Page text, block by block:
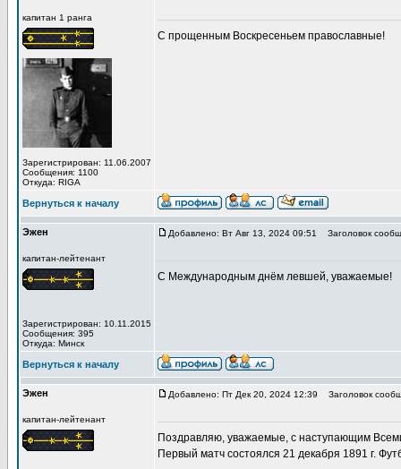
капитан 1 ранга
Зарегистрирован: 11.06.2007
Сообщения: 1100
Откуда: RIGA
С прощенным Воскресеньем православные!
Вернуться к началу
Эжен
капитан-лейтенант
Зарегистрирован: 10.11.2015
Сообщения: 395
Откуда: Минск
Добавлено: Вт Авг 13, 2024 09:51 Заголовок
С Международным днём левшей, уважаемые!
Вернуться к началу
Эжен
капитан-лейтенант
Добавлено: Пт Дек 20, 2024 12:39 Заголовок
Поздравляю, уважаемые, с наступающим
Первый матч состоялся 21 декабря 1891 г.